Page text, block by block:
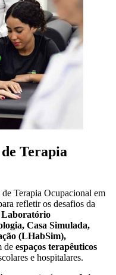
Terapia
Terapia Ocupacional em
refletir os desafios da
Laboratório
Casa Simulada,
(LHabSim),
de espaços terapêuticos
e hospitalares.